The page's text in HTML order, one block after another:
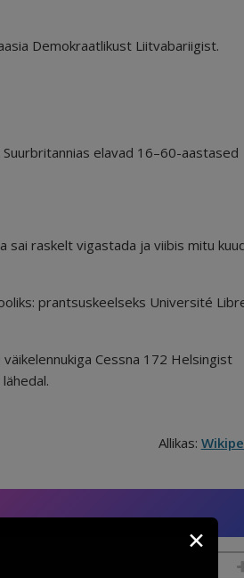
Demokraatlikust Liitvabariigist.
elavad 16–60-aastased
sai raskelt vigastada ja viibis mitu
prantsuskeelseks Université
Cessna 172 Helsingist
Allikas:
✕